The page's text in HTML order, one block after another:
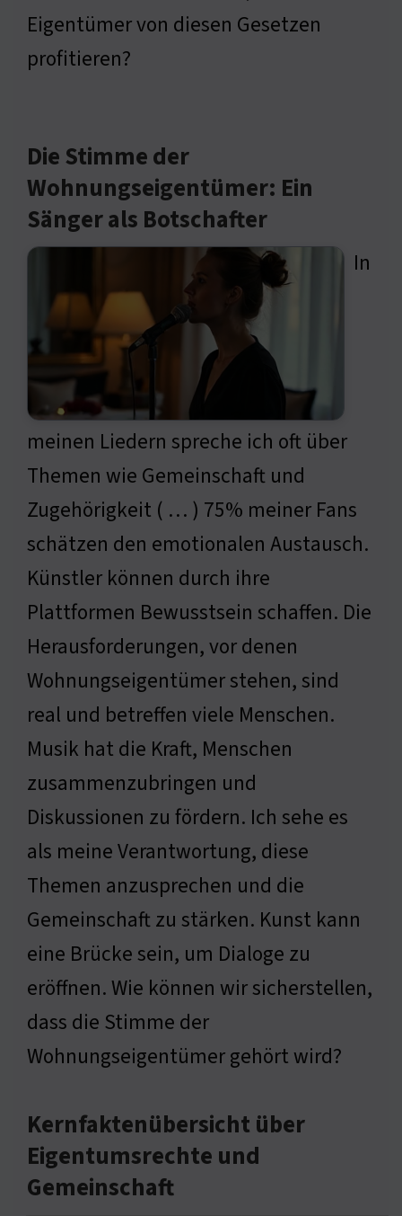
Eigentümer von diesen Gesetzen
profitieren?
Die Stimme der
Wohnungseigentümer: Ein
Sänger als Botschafter
In
meinen Liedern spreche ich oft über
Themen wie Gemeinschaft und
Zugehörigkeit ( … ) 75% meiner Fans
schätzen den emotionalen Austausch.
Künstler können durch ihre
Plattformen Bewusstsein schaffen. Die
Herausforderungen, vor denen
Wohnungseigentümer stehen, sind
real und betreffen viele Menschen.
Musik hat die Kraft, Menschen
zusammenzubringen und
Diskussionen zu fördern. Ich sehe es
als meine Verantwortung, diese
Themen anzusprechen und die
Gemeinschaft zu stärken. Kunst kann
eine Brücke sein, um Dialoge zu
eröffnen. Wie können wir sicherstellen,
dass die Stimme der
Wohnungseigentümer gehört wird?
Kernfaktenübersicht über
Eigentumsrechte und
Gemeinschaft